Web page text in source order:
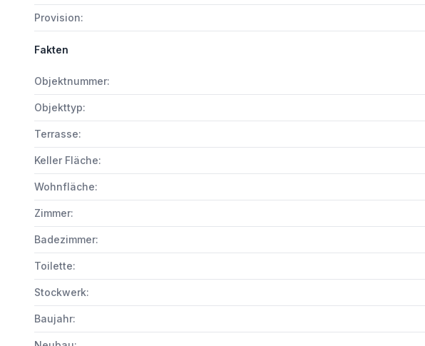
Provision:
Fakten
Objektnummer:
Objekttyp:
Terrasse:
Keller Fläche:
Wohnfläche:
Zimmer:
Badezimmer:
Toilette:
Stockwerk:
Baujahr: